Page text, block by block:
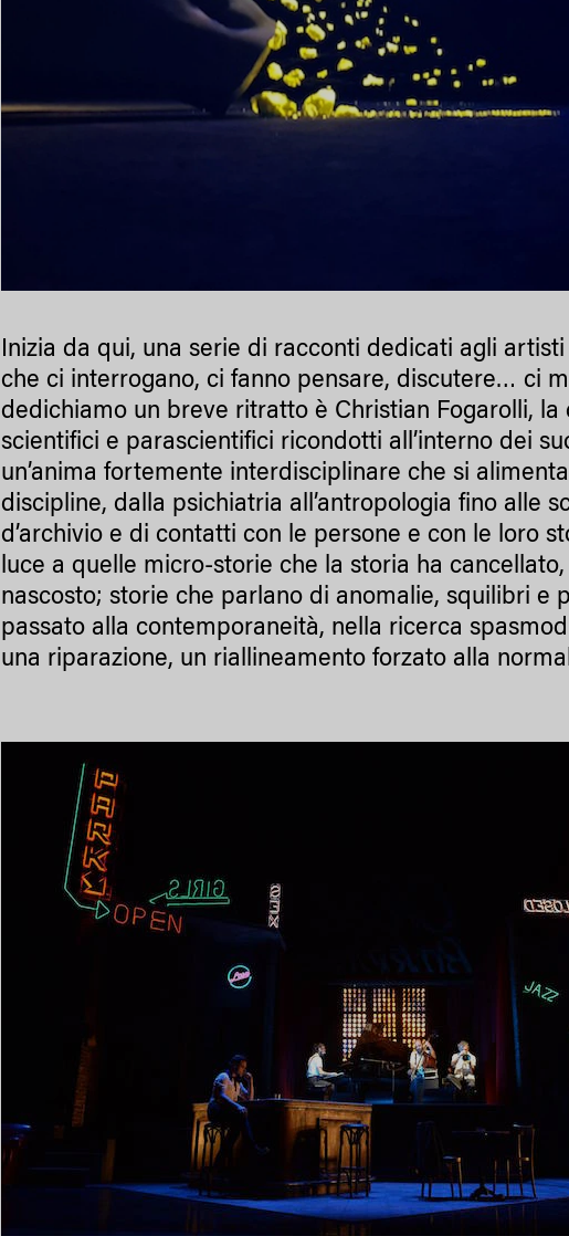
Inizia da qui, una serie di racconti dedicati agli
che ci interrogano, ci fanno pensare, discutere… ci
dedichiamo un breve ritratto è Christian Fogarolli,
scientifici e parascientifici ricondotti all’interno dei
un’anima fortemente interdisciplinare che si
discipline, dalla psichiatria all’antropologia fino alle
d’archivio e di contatti con le persone e con le loro
luce a quelle micro-storie che la storia ha
nascosto; storie che parlano di anomalie, squilibri e
passato alla contemporaneità, nella ricerca
una riparazione, un riallineamento forzato alla